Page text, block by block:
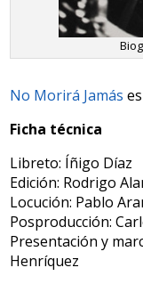
No Morirá Jamás
Ficha técnica
Libreto: Íñigo Díaz
Edición: Rodrigo
Locución: Pablo
Posproducción:
Presentación y
Henríquez